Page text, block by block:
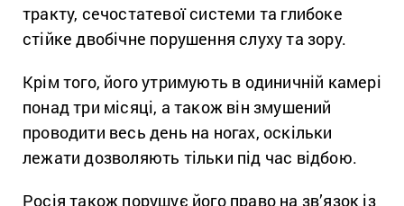
тракту, сечостатевої системи та глибоке
стійке двобічне порушення слуху та зору.
Крім того, його утримують в одиничній камері
понад три місяці, а також він змушений
проводити весь день на ногах, оскільки
лежати дозволяють тільки під час відбою.
Росія також порушує його право на зв’язок із